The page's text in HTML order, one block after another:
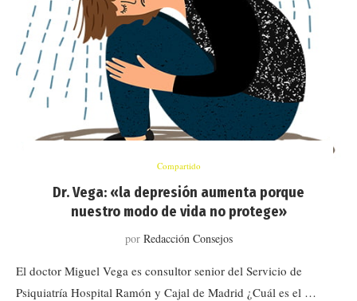
Compartido
Dr. Vega: «la depresión aumenta porque
nuestro modo de vida no protege»
por Redacción Consejos
El doctor Miguel Vega es consultor senior del Servicio de
Psiquiatría Hospital Ramón y Cajal de Madrid ¿Cuál es el …